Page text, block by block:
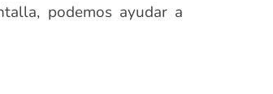
podemos ayudar a